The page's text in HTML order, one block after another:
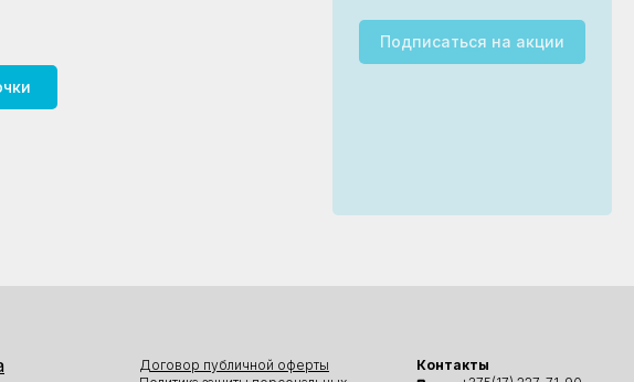
Подписаться на акции
Договор публичной оферты
Контакты